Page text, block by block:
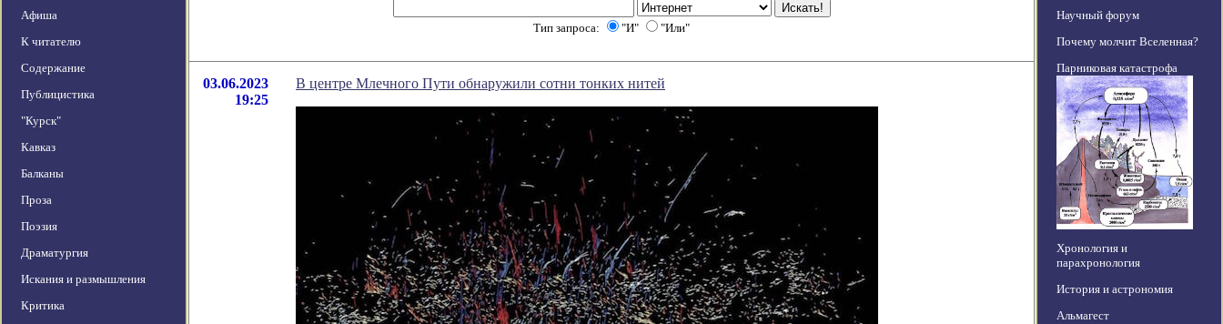
Афиша
К читателю
Содержание
Публицистика
"Курск"
Кавказ
Балканы
Проза
Поэзия
Драматургия
Искания и размышления
Критика
Тип запроса: "И" "Или"
03.06.2023
19:25
В центре Млечного Пути обнаружили сотни тонких нитей
Научный форум
Почему молчит Вселенная?
Парниковая катастрофа
Хронология и
парахронология
История и астрономия
Альмагест